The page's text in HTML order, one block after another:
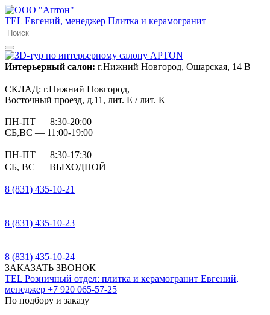
TEL Евгений, менеджер Плитка и керамогранит
Интерьерный салон: г.Нижний Новгород, Ошарская, 14 В
СКЛАД: г.Нижний Новгород,
Восточный проезд, д.11, лит. Е / лит. К
ПН-ПТ — 8:30-20:00
СБ,ВС — 11:00-19:00
ПН-ПТ — 8:30-17:30
СБ, ВС — ВЫХОДНОЙ
8 (831) 435-10-21
8 (831) 435-10-23
8 (831) 435-10-24
ЗАКАЗАТЬ ЗВОНОК
TEL Розничный отдел: плитка и керамогранит Евгений,
менеджер +7 920 065-57-25
По подбору и заказу